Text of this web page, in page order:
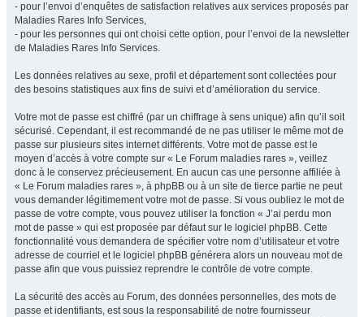
- pour l’envoi d’enquêtes de satisfaction relatives aux services proposés par
Maladies Rares Info Services,
- pour les personnes qui ont choisi cette option, pour l’envoi de la newsletter
de Maladies Rares Info Services.
Les données relatives au sexe, profil et département sont collectées pour
des besoins statistiques aux fins de suivi et d’amélioration du service.
Votre mot de passe est chiffré (par un chiffrage à sens unique) afin qu’il soit
sécurisé. Cependant, il est recommandé de ne pas utiliser le même mot de
passe sur plusieurs sites internet différents. Votre mot de passe est le
moyen d’accès à votre compte sur « Le Forum maladies rares », veillez
donc à le conservez précieusement. En aucun cas une personne affiliée à
« Le Forum maladies rares », à phpBB ou à un site de tierce partie ne peut
vous demander légitimement votre mot de passe. Si vous oubliez le mot de
passe de votre compte, vous pouvez utiliser la fonction « J’ai perdu mon
mot de passe » qui est proposée par défaut sur le logiciel phpBB. Cette
fonctionnalité vous demandera de spécifier votre nom d’utilisateur et votre
adresse de courriel et le logiciel phpBB générera alors un nouveau mot de
passe afin que vous puissiez reprendre le contrôle de votre compte.
La sécurité des accès au Forum, des données personnelles, des mots de
passe et identifiants, est sous la responsabilité de notre fournisseur